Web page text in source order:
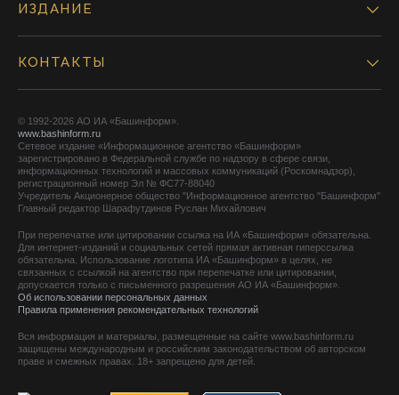
ИЗДАНИЕ
КОНТАКТЫ
© 1992-2026 АО ИА «Башинформ».
www.bashinform.ru
Сетевое издание «Информационное агентство «Башинформ»
зарегистрировано в Федеральной службе по надзору в сфере связи,
информационных технологий и массовых коммуникаций (Роскомнадзор),
регистрационный номер Эл № ФС77-88040
Учредитель Акционерное общество "Информационное агентство "Башинформ"
Главный редактор Шарафутдинов Руслан Михайлович
При перепечатке или цитировании ссылка на ИА «Башинформ» обязательна.
Для интернет-изданий и социальных сетей прямая активная гиперссылка
обязательна. Использование логотипа ИА «Башинформ» в целях, не
связанных с ссылкой на агентство при перепечатке или цитировании,
допускается только с письменного разрешения АО ИА «Башинформ».
Об использовании персональных данных
Правила применения рекомендательных технологий
Вся информация и материалы, размещенные на сайте www.bashinform.ru
защищены международным и российским законодательством об авторском
праве и смежных правах. 18+ запрещено для детей.